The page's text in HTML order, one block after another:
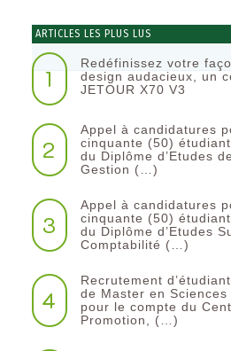
ARTICLES LES PLUS LUS
1
Redéfinissez votre
design audacieux, un
JETOUR X70 V3
2
Appel à candidatures
cinquante (50)
du Diplôme d’Etudes
Gestion (…)
3
Appel à candidatures
cinquante (50)
du Diplôme d’Etudes
Comptabilité (…)
4
Recrutement
de Master en Sciences
pour le compte du
Promotion, (…)